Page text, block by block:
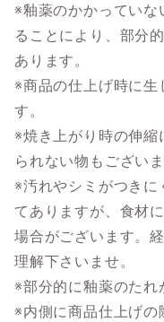
※釉薬のかかっていな
ることにより、部分
あります。
※商品の仕上げ時に生
す。
※焼き上がり時の伸
られない物もございま
※汚れやシミがつきに
てありますが、食材
場合がございます。
理解下さいませ。
※部分的に釉薬のたれ
※内側に商品仕上げ